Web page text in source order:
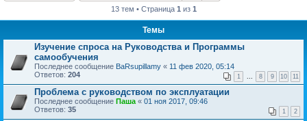
13 тем • Страница 1 из 1
Темы
Изучение спроса на Руководства и Программы
самообучения
Последнее сообщение BaRsupillamy « 11 фев 2020, 05:14
Ответов: 204 1 ... 8 9 10 11
Проблема с руководством по эксплуатации
Последнее сообщение Паша « 01 ноя 2017, 09:46
Ответов: 35 1 2